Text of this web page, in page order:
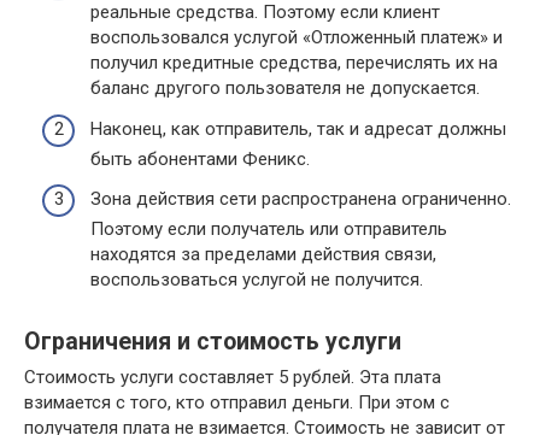
реальные средства. Поэтому если клиент
воспользовался услугой «Отложенный платеж» и
получил кредитные средства, перечислять их на
баланс другого пользователя не допускается.
Наконец, как отправитель, так и адресат должны
быть абонентами Феникс.
Зона действия сети распространена ограниченно.
Поэтому если получатель или отправитель
находятся за пределами действия связи,
воспользоваться услугой не получится.
Ограничения и стоимость услуги
Стоимость услуги составляет 5 рублей. Эта плата
взимается с того, кто отправил деньги. При этом с
получателя плата не взимается. Стоимость не зависит от